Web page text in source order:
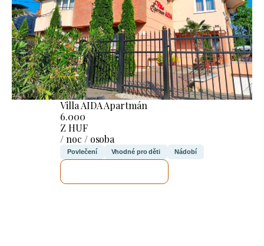
Villa AIDA Apartmán
6.000
Z HUF
/ noc / osoba
Povlečení Vhodné pro děti Nádobí